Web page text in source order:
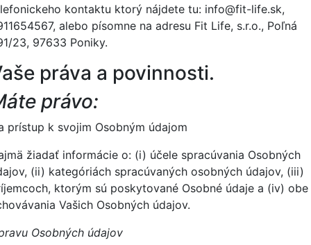
kontaktu ktorý nájdete tu: info@fit-life.sk,
alebo písomne na adresu Fit Life, s.r.o., Poľná
23, 97633 Poniky.
práva a povinnosti.
právo:
prístup k svojim Osobným údajom
žiadať informácie o: (i) účele spracúvania Osobných
(ii) kategóriách spracúvaných osobných údajov, (iii)
ktorým sú poskytované Osobné údaje a (iv) obe
Vašich Osobných údajov.
Osobných údajov